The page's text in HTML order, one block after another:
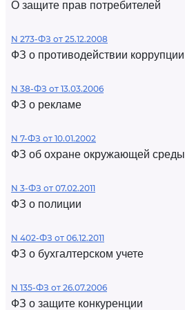
О защите прав потребителей
N 273-ФЗ от 25.12.2008
ФЗ о противодействии коррупции
N 38-ФЗ от 13.03.2006
ФЗ о рекламе
N 7-ФЗ от 10.01.2002
ФЗ об охране окружающей среды
N 3-ФЗ от 07.02.2011
ФЗ о полиции
N 402-ФЗ от 06.12.2011
ФЗ о бухгалтерском учете
N 135-ФЗ от 26.07.2006
ФЗ о защите конкуренции